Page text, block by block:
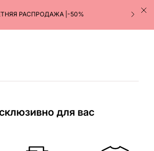
РАСПРОДАЖА |-50%
для вас